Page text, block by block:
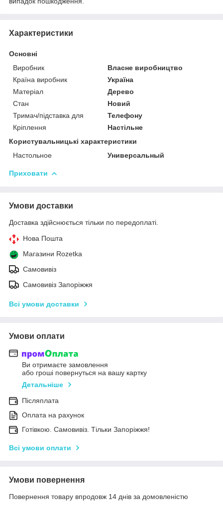
Характеристики
Основні
Виробник
Власне виробництво
Країна виробник
Україна
Матеріал
Дерево
Стан
Новий
Тримач/підставка для
Телефону
Кріплення
Настільне
Користувальницькі характеристики
Настольное
Универсальный
Приховати
Умови доставки
Доставка здійснюється тільки по передоплаті.
Нова Пошта
Магазини Rozetka
Самовивіз
Самовивіз Запоріжжя
Всі умови доставки
Умови оплати
Ви отримаєте замовлення
або гроші повернуться на вашу картку
Детальніше
Післяплата
Оплата на рахунок
Готівкою. Самовивіз. Тільки Запоріжжя!
Всі умови оплати
Умови повернення
Повернення товару впродовж 14 днів за домовленістю